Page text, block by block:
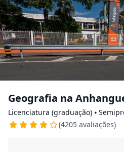
Geografia na
Licenciatura (graduação) ⦁
(4205 avaliações)
Ops! Não
unidade
Verifique se digitou
buscar por outras unidades.